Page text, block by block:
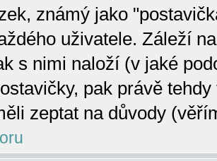
známý jako
uživatele. Záleží
s nimi naloží (v jaké
pak právě
zeptat na důvody